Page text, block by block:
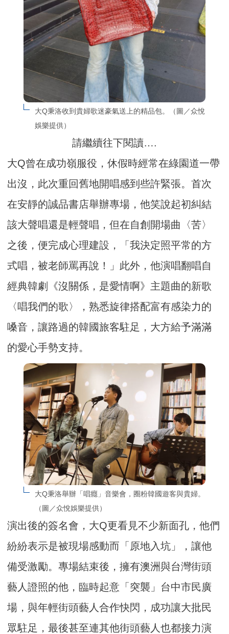
大Q秉洛收到貴婦歌迷豪氣送上的精品包。（圖／众悅
娛樂提供）
請繼續往下閱讀….
大Q曾在成功嶺服役，休假時經常在綠園道一帶
出沒，此次重回舊地開唱感到些許緊張。首次
在安靜的誠品書店舉辦專場，他笑說起初糾結
該大聲唱還是輕聲唱，但在自創開場曲〈苦〉
之後，便完成心理建設，「我決定照平常的方
式唱，被老師罵再說！」此外，他演唱翻唱自
經典韓劇《沒關係，是愛情啊》主題曲的新歌
〈唱我們的歌〉，熟悉旋律搭配富有感染力的
嗓音，讓路過的韓國旅客駐足，大方給予滿滿
的愛心手勢支持。
大Q秉洛舉辦「唱癮」音樂會，圈粉韓國遊客與貴婦。
（圖／众悅娛樂提供）
演出後的簽名會，大Q更看見不少新面孔，他們
紛紛表示是被現場感動而「原地入坑」，讓他
備受激勵。專場結束後，擁有澳洲與台灣街頭
藝人證照的他，臨時起意「突襲」台中市民廣
場，與年輕街頭藝人合作快閃，成功讓大批民
眾駐足，最後甚至連其他街頭藝人也都接力演